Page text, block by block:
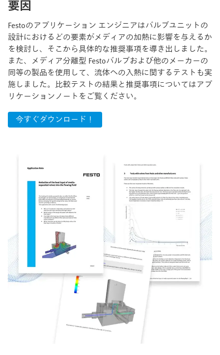
要因
Festoのアプリケーション エンジニアはバルブユニットの
設計におけるどの要素がメディアの加熱に影響を与えるか
を検討し、そこから具体的な推奨事項を導き出しました。
また、メディア分離型 Festoバルブおよび他のメーカーの
同等の製品を使用して、流体への入熱に関するテストも実
施しました。比較テストの結果と推奨事項についてはアプ
リケーションノートをご覧ください。
今すぐダウンロード！